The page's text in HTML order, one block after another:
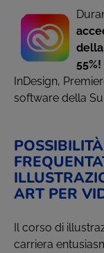
della
55%!
InDesign,
software della
ART PER
Il corso di
carriera